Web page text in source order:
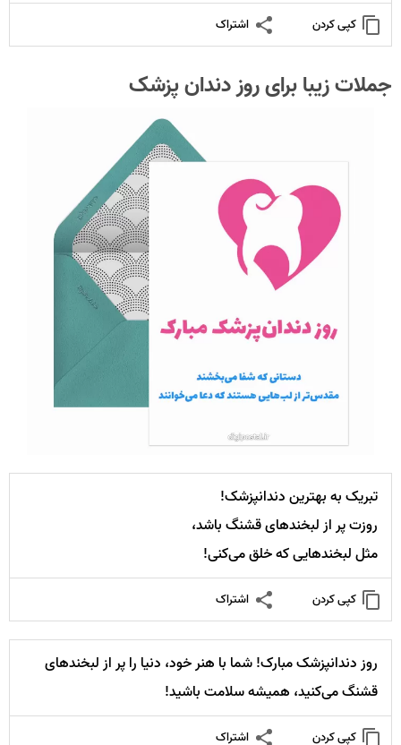
کپی کردن اشتراک
جملات زیبا برای روز دندان پزشک
تبریک به بهترین دندانپزشک!
روزت پر از لبخندهای قشنگ باشد،
مثل لبخندهایی که خلق می‌کنی!
کپی کردن اشتراک
روز دندانپزشک مبارک! شما با هنر خود، دنیا را پر از لبخندهای
قشنگ می‌کنید، همیشه سلامت باشید!
کپی کردن اشتراک